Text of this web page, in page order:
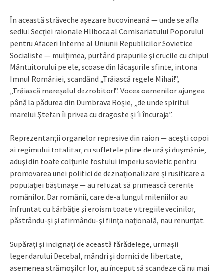
În această străveche aşezare bucovineană — unde se afla
sediul Secţiei raionale Hliboca al Comisariatului Poporului
pentru Afaceri Interne al Uniunii Republicilor Sovietice
Socialiste — mulţimea, purtând prapurile şi crucile cu chipul
Mântuitorului pe ele, scoase din lăcaşurile sfinte, intona
Imnul României, scandând „Trăiască regele Mihai!”,
„Trăiască mareşalul dezrobitor!”. Vocea oamenilor ajungea
până la pădurea din Dumbrava Roşie, „de unde spiritul
marelui Ştefan îi privea cu dragoste şi îi încuraja”.
Reprezentanţii organelor represive din raion — aceşti copoi
ai regimului totalitar, cu sufletele pline de ură şi duşmănie,
aduşi din toate colţurile fostului imperiu sovietic pentru
promovarea unei politici de deznaţionalizare şi rusificare a
populaţiei băştinaşe — au refuzat să primească cererile
românilor. Dar românii, care de-a lungul mileniilor au
înfruntat cu bărbăţie şi eroism toate vitregiile vecinilor,
păstrându-şi şi afirmându-şi fiinţa naţională, nau renunţat.
Supăraţi şi indignaţi de această fărădelege, urmaşii
legendarului Decebal, mândri şi dornici de libertate,
asemenea strămoşilor lor, au început să scandeze că nu mai